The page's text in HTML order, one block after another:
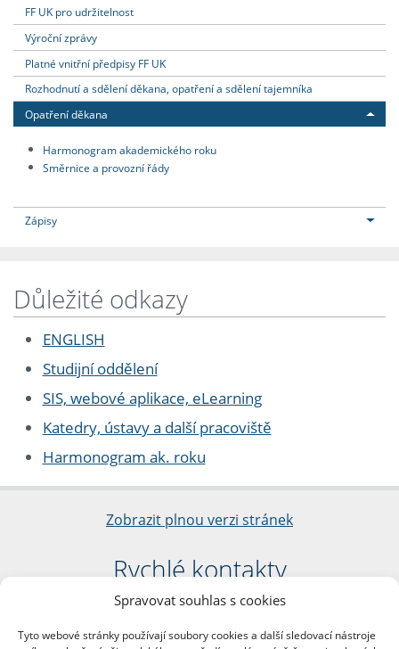
Spravovat souhlas s cookies
Tyto webové stránky používají soubory cookies a další sledovací nástroje
FF UK pro udržitelnost
Výroční zprávy
Platné vnitřní předpisy FF UK
Rozhodnutí a sdělení děkana, opatření a sdělení tajemníka
Opatření děkana
Harmonogram akademického roku
Směrnice a provozní řády
Zápisy
Důležité odkazy
ENGLISH
Studijní oddělení
SIS, webové aplikace, eLearning
Katedry, ústavy a další pracoviště
Harmonogram ak. roku
Zobrazit plnou verzi stránek
Rychlé kontakty
Filozofická fakulta
nám. Jana Palacha 1/2